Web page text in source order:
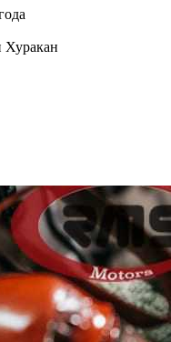
Хуракан